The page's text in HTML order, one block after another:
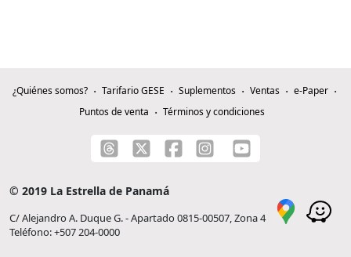
¿Quiénes somos? Tarifario GESE Suplementos Ventas
e-Paper
Puntos de venta
Términos y condiciones
© 2019 La Estrella de Panamá
C/ Alejandro A. Duque G. - Apartado 0815-00507, Zona 4
Teléfono: +507 204-0000